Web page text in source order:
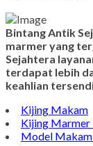
TENTANG
Bintang Antik
marmer yang
terdapat lebih
keahlian